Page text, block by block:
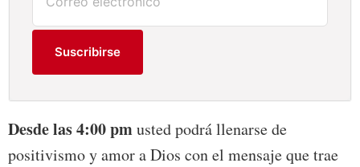
Suscribirse
Desde las 4:00 pmusted podrá llenarse de
positivismo y amor a Dios con el mensaje que trae